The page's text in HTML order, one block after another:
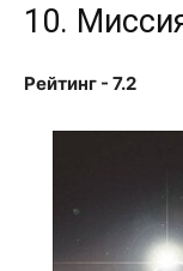
10.
Рейтинг - 7.2